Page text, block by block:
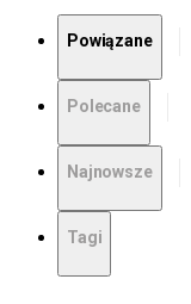
Powiązane
Polecane
Najnowsze
Tagi